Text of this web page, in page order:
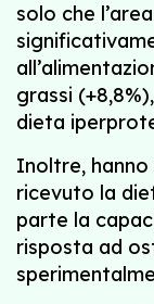
solo che
grassi
dieta
Inoltre,
ricevuto la
parte la
risposta ad